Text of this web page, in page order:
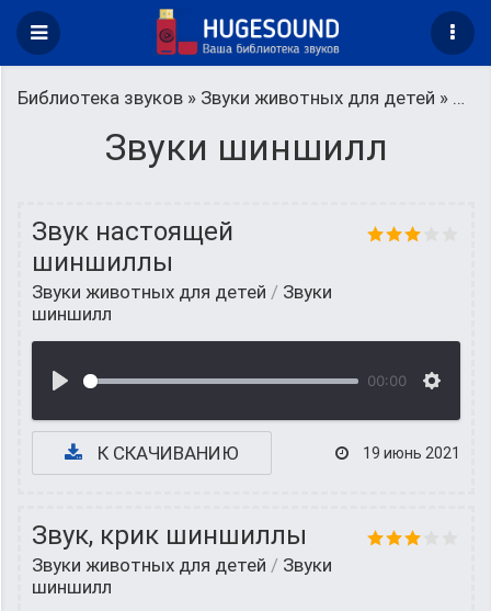
Библиотека звуков » Звуки животных для детей » Звуки шиншилл
Звуки шиншилл
Звук настоящей
шиншиллы
Звуки животных для детей / Звуки
шиншилл
00:00
К СКАЧИВАНИЮ 19 июнь 2021
Звук, крик шиншиллы
Звуки животных для детей / Звуки
шиншилл